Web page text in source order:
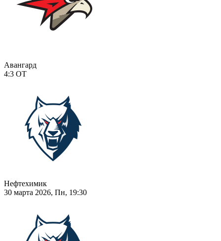
Авангард
4:3 ОТ
Нефтехимик
30 марта 2026, Пн, 19:30